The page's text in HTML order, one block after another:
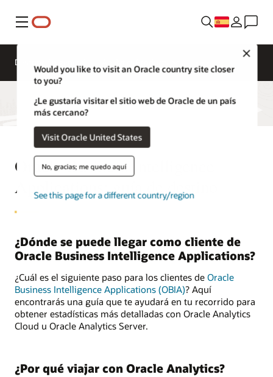
Menú
Would you like to visit an Oracle country site closer
to you?
¿Le gustaría visitar el sitio web de Oracle de un país
más cercano?
Visit Oracle United States
No, gracias; me quedo aquí
See this page for a different country/region
Descripción general
Oracle Business Intelligence
Applications: guía de destino
¿Dónde se puede llegar como cliente de
Oracle Business Intelligence Applications?
¿Cuál es el siguiente paso para los clientes de Oracle
Business Intelligence Applications (OBIA)? Aquí
encontrarás una guía que te ayudará en tu recorrido para
obtener estadísticas más detalladas con Oracle Analytics
Cloud u Oracle Analytics Server.
¿Por qué viajar con Oracle Analytics?